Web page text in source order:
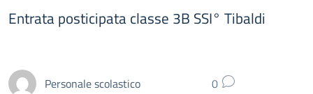
Entrata posticipata classe 3B SSI° Tibaldi
Personale scolastico 0